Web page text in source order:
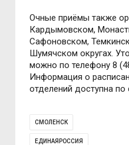
Очные приёмы также
Кардымовском,
Сафоновском,
Шумячском округах.
можно по телефону 8
Информация о
отделений доступна по
СМОЛЕНСК
ЕДИНАЯРОССИЯ